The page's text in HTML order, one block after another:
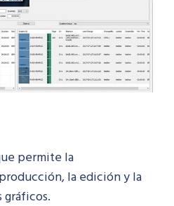
permite la
la edición y la